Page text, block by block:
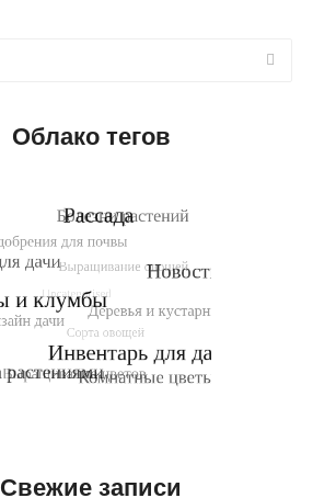
Облако тегов
Свежие записи